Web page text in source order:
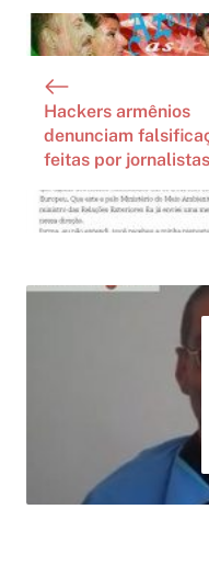
Hackers armênios
denunciam
feitas por